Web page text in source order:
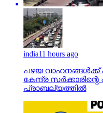
india11 hours ago
പഴയ വാഹനങ്ങള്‍ക്ക്
കേന്ദ്ര
പ്രാബല്യത്തില്‍